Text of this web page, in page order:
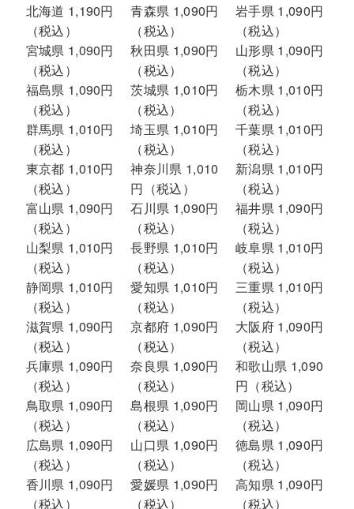
北海道 1,190円
（税込）
青森県 1,090円
（税込）
岩手県 1,090円
（税込）
宮城県 1,090円
（税込）
秋田県 1,090円
（税込）
山形県 1,090円
（税込）
福島県 1,090円
（税込）
茨城県 1,010円
（税込）
栃木県 1,010円
（税込）
群馬県 1,010円
（税込）
埼玉県 1,010円
（税込）
千葉県 1,010円
（税込）
東京都 1,010円
（税込）
神奈川県 1,010
円（税込）
新潟県 1,010円
（税込）
富山県 1,090円
（税込）
石川県 1,090円
（税込）
福井県 1,090円
（税込）
山梨県 1,010円
（税込）
長野県 1,010円
（税込）
岐阜県 1,010円
（税込）
静岡県 1,010円
（税込）
愛知県 1,010円
（税込）
三重県 1,010円
（税込）
滋賀県 1,090円
（税込）
京都府 1,090円
（税込）
大阪府 1,090円
（税込）
兵庫県 1,090円
（税込）
奈良県 1,090円
（税込）
和歌山県 1,090
円（税込）
鳥取県 1,090円
（税込）
島根県 1,090円
（税込）
岡山県 1,090円
（税込）
広島県 1,090円
（税込）
山口県 1,090円
（税込）
徳島県 1,090円
（税込）
香川県 1,090円
（税込）
愛媛県 1,090円
（税込）
高知県 1,090円
（税込）